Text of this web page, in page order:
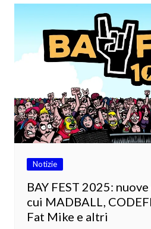
Notizie
BAY FEST 2025:
cui MADBALL,
Fat Mike e altri